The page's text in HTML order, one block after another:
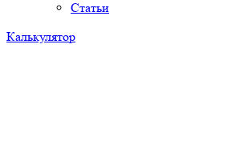
Статьи
Калькулятор